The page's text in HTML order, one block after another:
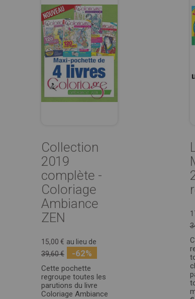
Collection
2019
complète -
Coloriage
Ambiance
ZEN
15,00 € au lieu de
39,60 €
-62%
Cette pochette
regroupe toutes les
parutions du livre
Coloriage Ambiance